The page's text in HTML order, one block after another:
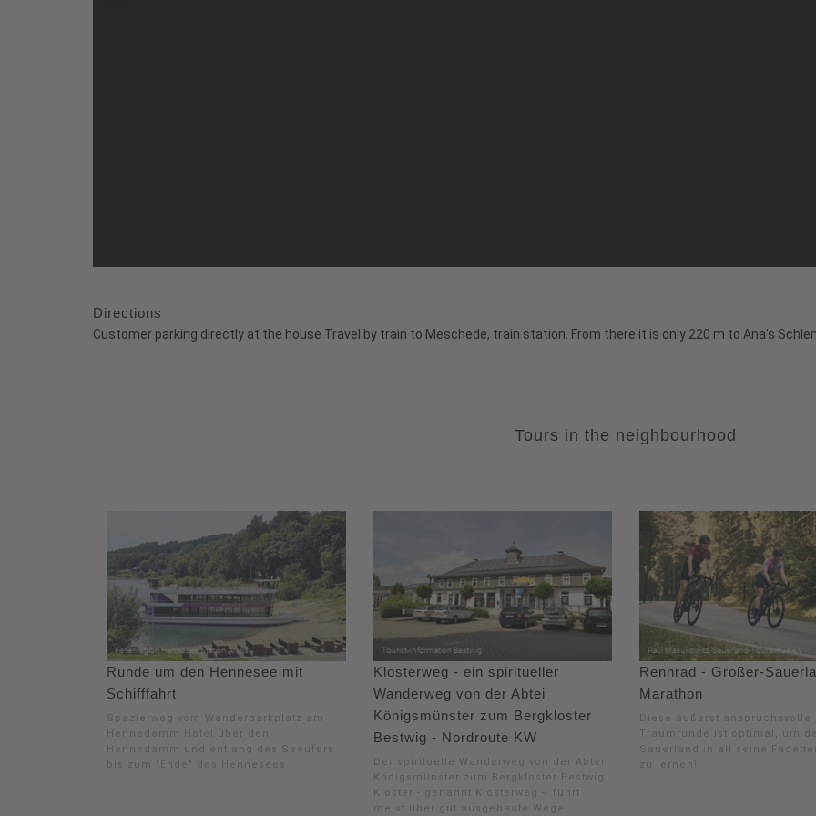
Directions
Customer parking directly at the house Travel by train to Meschede, train station. From there it is only 220 m to Ana's
Tours in the neighbourhood
Runde um den Hennesee mit
Schifffahrt
Spazierweg vom Wanderparkplatz am
Hennedamm Hotel über den
Hennedamm und entlang des Seeufers
bis zum "Ende" des Hennesees.
Klosterweg - ein spiritueller
Wanderweg von der Abtei
Königsmünster zum Bergkloster
Bestwig - Nordroute KW
Der spirituelle Wanderweg von der Abtei
Königsmünster zum Bergkloster Bestwig
Kloster - genannt Klosterweg - führt
meist über gut ausgebaute Wege.
Rennrad - Großer-
Marathon
Diese äußerst anspruchsvolle
Traumrunde ist optimal, um
Sauerland in all seine
zu lernen!